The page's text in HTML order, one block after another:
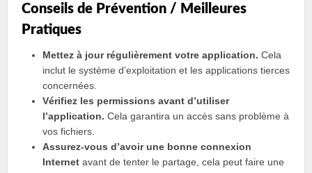
Conseils de Prévention / Meilleures
Pratiques
Mettez à jour régulièrement votre application. Cela
inclut le système d’exploitation et les applications tierces
concernées.
Vérifiez les permissions avant d’utiliser
l’application. Cela garantira un accès sans problème à
vos fichiers.
Assurez-vous d’avoir une bonne connexion
Internet avant de tenter le partage, cela peut faire une